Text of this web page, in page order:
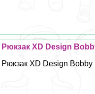
Рюкзак XD Design
Рюкзак XD Design Bobby